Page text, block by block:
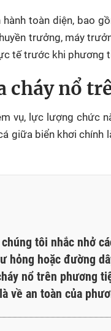
toàn diện, bao
trưởng, máy
tế trước khi phương
cháy nổ
vụ, lực lượng chức
giữa biển khơi
tôi nhắc nhở
hỏng hoặc đường
nổ trên phương
về an toàn của